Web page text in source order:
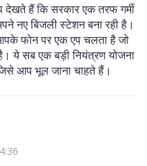
हैं कि सरकार एक तरफ गर्मी
नए बिजली स्टेशन बना रही है।
फोन पर एक एप चलता है जो
ये सब एक बड़ी नियंत्रण योजना
आप भूल जाना चाहते हैं।